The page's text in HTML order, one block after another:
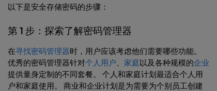
以下是安全存储密码的步骤：
第 1 步：探索了解密码管理器
在寻找密码管理器时，用户应该考虑他们需要哪些功能。
优秀的密码管理器针对个人用户、 家庭以及各种规模的企业
提供量身定制的不同套餐。 个人和家庭计划最适合个人用
户和家庭使用。 商业和企业计划是为需要为个别员工创建